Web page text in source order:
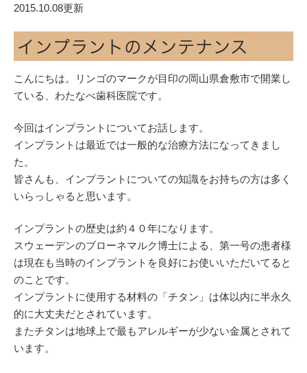
2015.10.08更新
インプラントのメンテナンス
こんにちは。リンゴのマークが目印の岡山県倉敷市で開業し
ている、わたなべ歯科医院です。
今回はインプラントについてお話します。
インプラントは最近では一般的な治療方法になってきまし
た。
皆さんも、インプラントについての知識をお持ちの方は多く
いらっしゃると思います。
インプラントの歴史は約４０年になります。
スウェーデンのブローネマルク博士による、第一号の患者様
は現在も当時のインプラントを良好にお使いいただいてると
のことです。
インプラントに使用する材料の「チタン」は体以内に半永久
的に大丈夫だとされています。
またチタンは地球上で最もアレルギーが少ない金属とされて
います。